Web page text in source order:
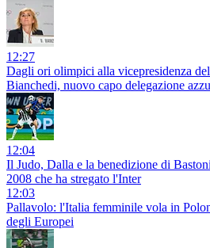
12:27
Dagli ori olimpici alla vicepresidenza
Bianchedi, nuovo capo delegazione
12:04
Il Judo, Dalla e la benedizione di
2008 che ha stregato l'Inter
12:03
Pallavolo: l'Italia femminile vola in
degli Europei